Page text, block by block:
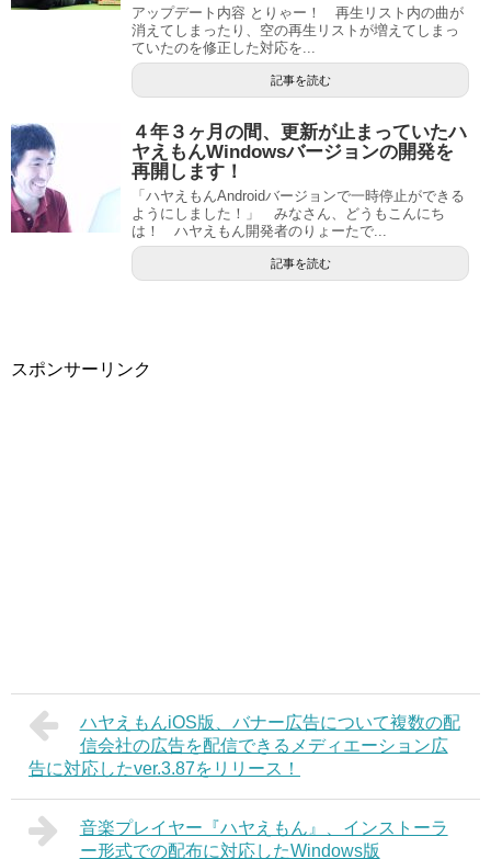
アップデート内容 とりゃー！ 再生リスト内の曲が
消えてしまったり、空の再生リストが増えてしまっ
ていたのを修正した対応を...
記事を読む
４年３ヶ月の間、更新が止まっていたハ
ヤえもんWindowsバージョンの開発を
再開します！
「ハヤえもんAndroidバージョンで一時停止ができる
ようにしました！」 みなさん、どうもこんにち
は！ ハヤえもん開発者のりょーたで...
記事を読む
スポンサーリンク
ハヤえもんiOS版、バナー広告について複数の配
信会社の広告を配信できるメディエーション広
告に対応したver.3.87をリリース！
音楽プレイヤー『ハヤえもん』、インストーラ
ー形式での配布に対応したWindows版